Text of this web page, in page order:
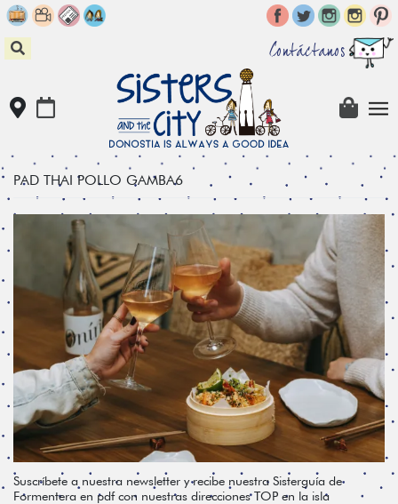
Skip
to
content
Contáctanos
PAD THAI POLLO GAMBA6
Suscríbete a nuestra newsletter y recibe nuestra Sisterguía de
Formentera en pdf con nuestras direcciones TOP en la isla